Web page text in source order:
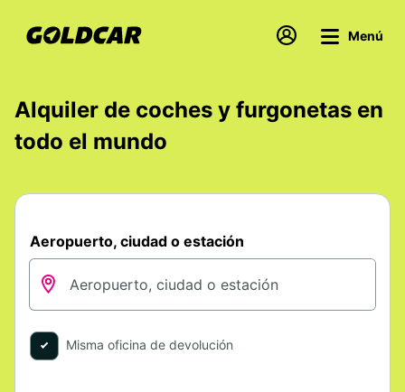
Menú
Alquiler de coches y furgonetas en
todo el mundo
Aeropuerto, ciudad o estación
Misma oficina de devolución